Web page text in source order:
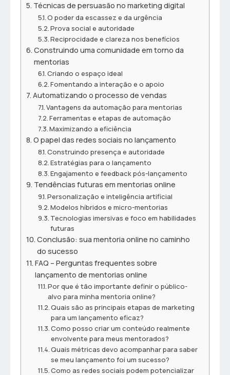
Técnicas de persuasão no marketing digital
O poder da escassez e da urgência
Prova social e autoridade
Reciprocidade e clareza nos benefícios
Construindo uma comunidade em torno da
mentorias
Criando o espaço ideal
Fomentando a interação e o apoio
Automatizando o processo de vendas
Vantagens da automação para mentorias
Ferramentas e etapas de automação
Maximizando a eficiência
O papel das redes sociais no lançamento
Construindo presença e autoridade
Estratégias para o lançamento
Engajamento e feedback pós-lançamento
Tendências futuras em mentorias online
Personalização e inteligência artificial
Modelos híbridos e micro-mentorias
Tecnologias imersivas e foco em habilidades
futuras
Conclusão: sua mentoria online no caminho
do sucesso
FAQ – Perguntas frequentes sobre
lançamento de mentorias online
Por que é tão importante definir o público-
alvo para minha mentoria online?
Quais são as principais etapas de marketing
para um lançamento eficaz?
Como posso criar um conteúdo realmente
envolvente para meus mentorados?
Quais métricas devo acompanhar para saber
se meu lançamento foi um sucesso?
Como as redes sociais podem potencializar